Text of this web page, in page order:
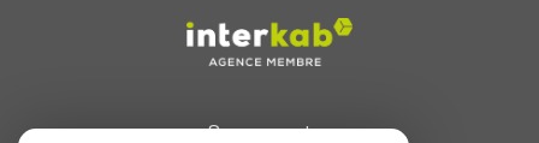
Se connecter